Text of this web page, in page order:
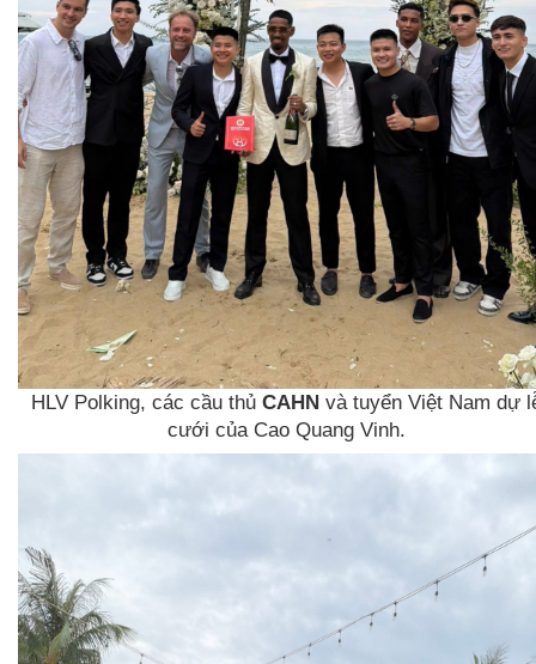
HLV Polking, các cầu thủ CAHN và tuyển Việt Nam dự
cưới của Cao Quang Vinh.